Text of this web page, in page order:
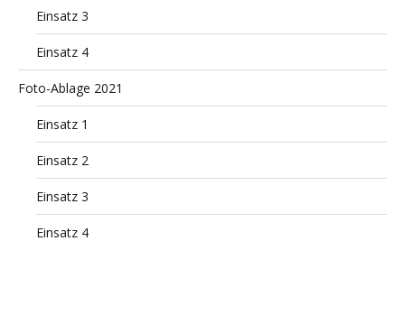
Einsatz 3
Einsatz 4
Foto-Ablage 2021
Einsatz 1
Einsatz 2
Einsatz 3
Einsatz 4